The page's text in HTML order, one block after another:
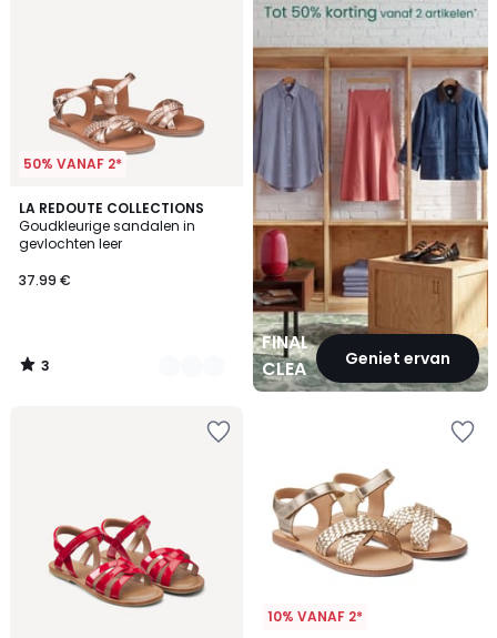
50% VANAF 2*
LA REDOUTE COLLECTIONS
Goudkleurige sandalen in
gevlochten leer
37.99 €
3
/
5
2
Kleuren
3
/
FINAL
CLEARANCEGeniet ervan
10% VANAF 2*